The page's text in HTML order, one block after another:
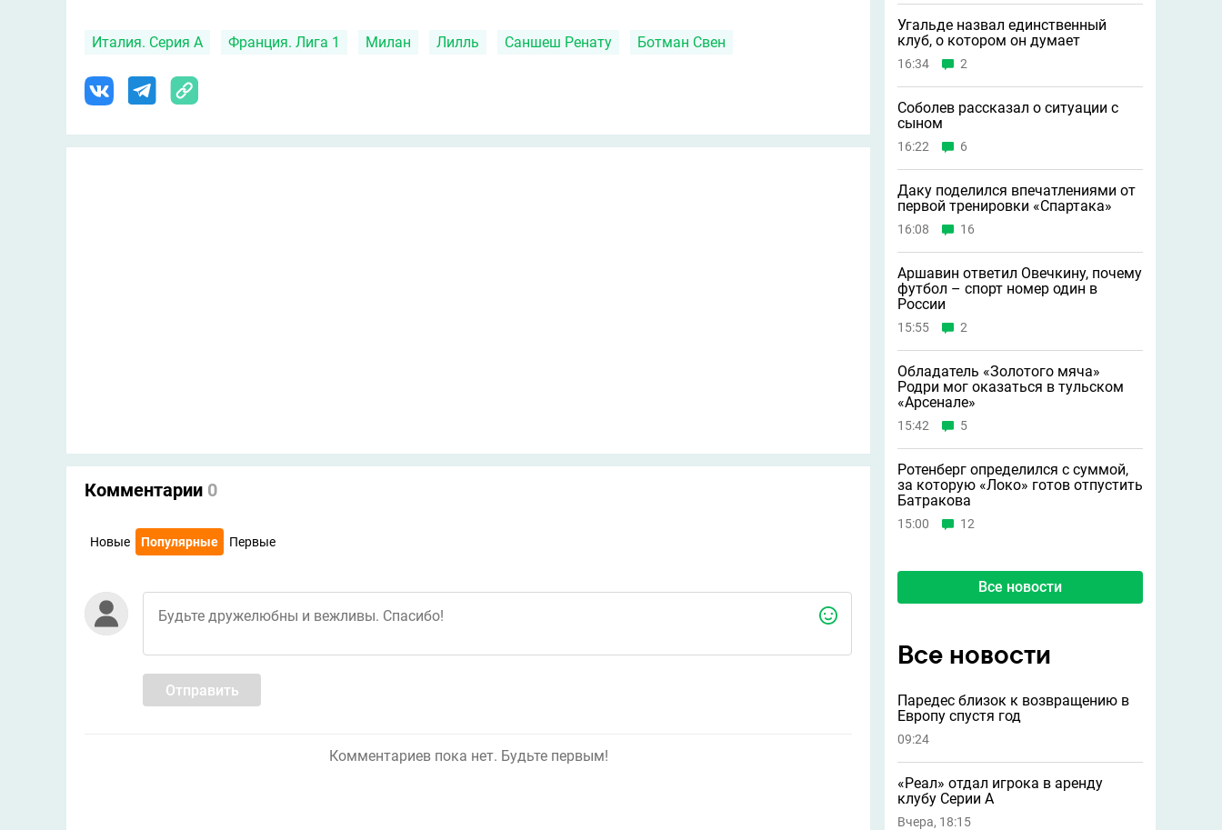
Италия. Серия А Франция. Лига 1 Милан Лилль Саншеш Ренату Ботман Свен
Комментарии 0
Новые Популярные Первые
Отправить
Комментариев пока нет. Будьте первым!
Угальде назвал единственный
клуб, о котором он думает
16:34 2
Соболев рассказал о ситуации с
сыном
16:22 6
Даку поделился впечатлениями от
первой тренировки «Спартака»
16:08 16
Аршавин ответил Овечкину, почему
футбол – спорт номер один в
России
15:55 2
Обладатель «Золотого мяча»
Родри мог оказаться в тульском
«Арсенале»
15:42 5
Ротенберг определился с суммой,
за которую «Локо» готов отпустить
Батракова
15:00 12
Все новости
Все новости
Паредес близок к возвращению в
Европу спустя год
09:24
«Реал» отдал игрока в аренду
клубу Серии А
Вчера, 18:15